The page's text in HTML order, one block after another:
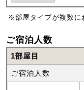
※部屋タイプが複数に
ご宿泊人数
1部屋目
ご宿泊人数